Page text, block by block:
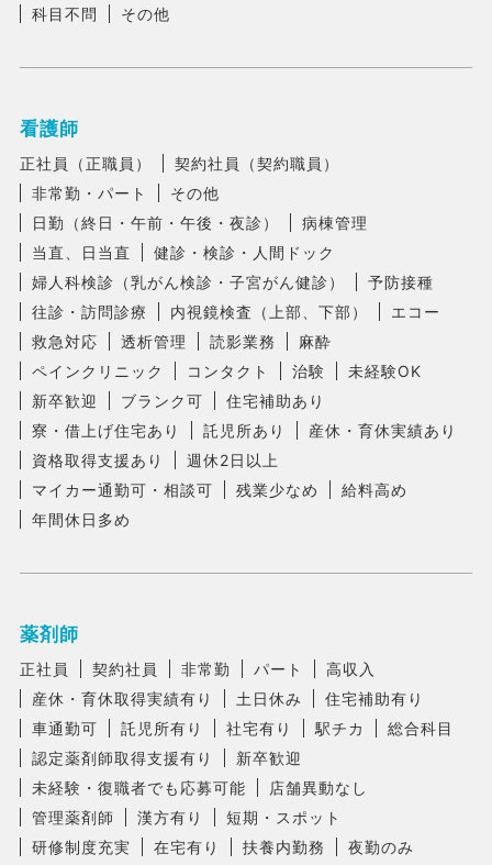
科目不問
その他
看護師
正社員（正職員）
契約社員（契約職員）
非常勤・パート
その他
日勤（終日・午前・午後・夜診）
病棟管理
当直、日当直
健診・検診・人間ドック
婦人科検診（乳がん検診・子宮がん健診）
予防接種
往診・訪問診療
内視鏡検査（上部、下部）
エコー
救急対応
透析管理 読影業務
麻酔
ペインクリニック
コンタクト 治験
未経験OK
新卒歓迎
ブランク可
住宅補助あり
寮・借上げ住宅あり
託児所あり
産休・育休実績あり
資格取得支援あり
週休2日以上
マイカー通勤可・相談可
残業少なめ
給料高め
年間休日多め
薬剤師
正社員 契約社員 非常勤 パート
高収入
産休・育休取得実績有り
土日休み
住宅補助有り
車通勤可
託児所有り 社宅有り 駅チカ
総合科目
認定薬剤師取得支援有り
新卒歓迎
未経験・復職者でも応募可能
店舗異動なし
管理薬剤師
漢方有り
短期・スポット
研修制度充実
在宅有り 扶養内勤務 夜勤のみ